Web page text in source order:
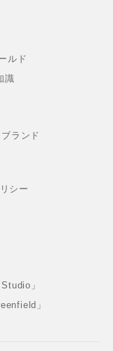
ルド
識
ブランド
シー
」
」